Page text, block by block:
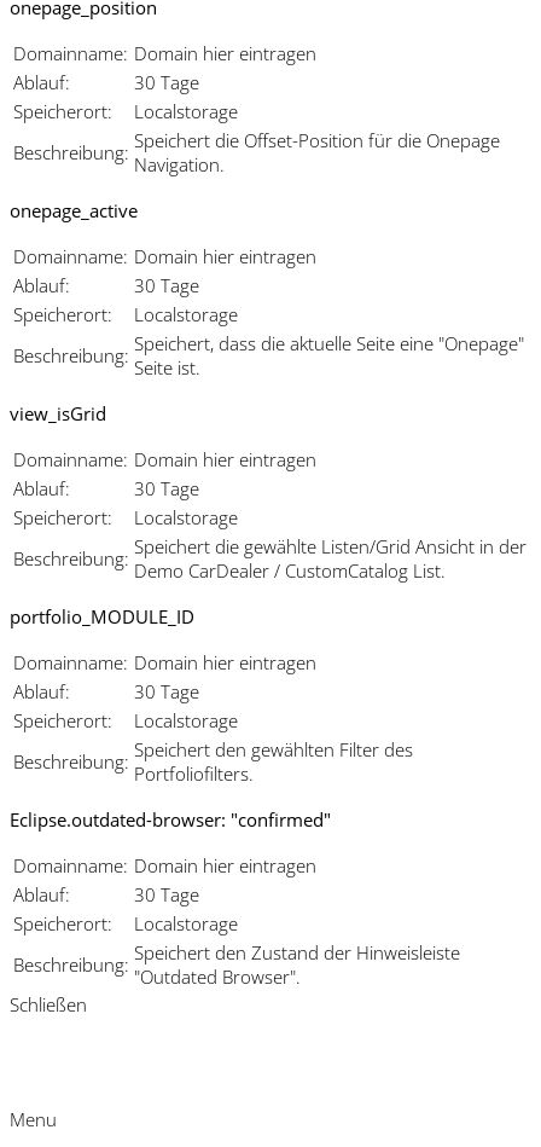
onepage_position
Domainname: Domain hier eintragen
Ablauf:
30 Tage
Speicherort:
Localstorage
Beschreibung: Speichert die Offset-Position für die Onepage
Navigation.
onepage_active
Domainname: Domain hier eintragen
Ablauf:
30 Tage
Speicherort:
Localstorage
Beschreibung: Speichert, dass die aktuelle Seite eine "Onepage"
Seite ist.
view_isGrid
Domainname: Domain hier eintragen
Ablauf:
30 Tage
Speicherort:
Localstorage
Beschreibung: Speichert die gewählte Listen/Grid Ansicht in der
Demo CarDealer / CustomCatalog List.
portfolio_MODULE_ID
Domainname: Domain hier eintragen
Ablauf:
30 Tage
Speicherort:
Localstorage
Beschreibung: Speichert den gewählten Filter des
Portfoliofilters.
Eclipse.outdated-browser: "confirmed"
Domainname: Domain hier eintragen
Ablauf:
30 Tage
Speicherort:
Localstorage
Beschreibung: Speichert den Zustand der Hinweisleiste
"Outdated Browser".
Schließen
Menu